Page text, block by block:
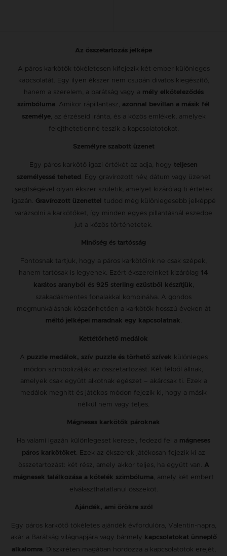
Az összetartozás jelképe
A páros karkötők tökéletesen kifejezik két ember különleges
kapcsolatát. Egy ilyen ékszer nem csupán divatos kiegészítő,
hanem a szerelem, a barátság vagy a mély elköteleződés
szimbóluma. Amikor rápillantasz, azonnal bevillan a másik fél
személye, az érzéseid iránta, és a közös emlékek, amelyek
felejthetetlenné teszik a kapcsolatotokat.
Személyre szabott üzenet
Egy páros karkötő igazi értékét az adja, hogy
teljesen
személyessé teheted . Egy gravírozott név, dátum vagy üzenet
segítségével olyan ékszer születik, amelyet kizárólag ti értetek
igazán. Gravírozott üzenettel
tudod még különlegesebb jelképpé
varázsolni a karkötőket, így minden egyes pillantásnál eszedbe
jut a közös történetetek.
Minőség és tartósság
Fontosnak tartjuk, hogy a páros karkötőink ne csak szépek,
hanem tartósak is legyenek. Ezért ékszereinket kizárólag 14
karátos aranyból és 925 sterling ezüstből készítjük,
szakadásmentes fonalakkal kombinálva. A gondos
megmunkálásnak köszönhetően a karkötők hosszú éveken át
méltó jelképei maradnak egy kapcsolatnak.
Kettétörhető medálok
A puzzle medálok, szív puzzle és törhető szívek különleges
módon szimbolizálják az összetartozást. Két félből állnak,
amelyek csak együtt alkotnak egészet – akárcsak ti. Ezek a
medálok meghitt és játékos módon fejezik ki, hogy a másik
nélkül nem vagy teljes.
Mágneses karkötők pároknak
Ha valami igazán különlegeset keresel, fedezd fel a mágneses
páros karkötőket. Ezek az ékszerek játékosan fejezik ki az
összetartozást: két rész, amely akkor teljes, ha együtt van. A
mágnesek találkozása a kötelék szimbóluma, amely két embert
elválaszthatatlanul összeköt.
Ajándék, ami örökre szól
Egy páros karkötő tökéletes ajándék évfordulóra, Valentin-napra,
akár a Barátság világnapjára vagy bármely
kapcsolatokat ünneplő
alkalomra. Diszkréten magában hordozza a kapcsolatotok erejét,